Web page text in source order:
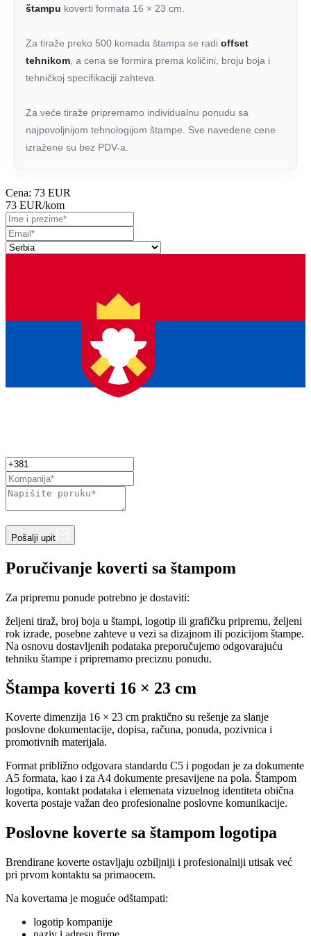
štampu koverti formata 16 × 23 cm.
Za tiraže preko 500 komada štampa se radi offset
tehnikom , a cena se formira prema količini, broju boja i
tehničkoj specifikaciji zahteva.
Za veće tiraže pripremamo individualnu ponudu sa
najpovoljnijom tehnologijom štampe. Sve navedene cene
izražene su bez PDV-a.
Cena: 73 EUR
73 EUR/kom
Pošalji upit
Poručivanje koverti sa štampom
Za pripremu ponude potrebno je dostaviti:
željeni tiraž, broj boja u štampi, logotip ili grafičku pripremu, željeni
rok izrade, posebne zahteve u vezi sa dizajnom ili pozicijom štampe.
Na osnovu dostavljenih podataka preporučujemo odgovarajuću
tehniku štampe i pripremamo preciznu ponudu.
Štampa koverti 16 × 23 cm
Koverte dimenzija 16 × 23 cm praktično su rešenje za slanje
poslovne dokumentacije, dopisa, računa, ponuda, pozivnica i
promotivnih materijala.
Format približno odgovara standardu C5 i pogodan je za dokumente
A5 formata, kao i za A4 dokumente presavijene na pola. Štampom
logotipa, kontakt podataka i elemenata vizuelnog identiteta obična
koverta postaje važan deo profesionalne poslovne komunikacije.
Poslovne koverte sa štampom logotipa
Brendirane koverte ostavljaju ozbiljniji i profesionalniji utisak već
pri prvom kontaktu sa primaocem.
Na kovertama je moguće odštampati:
logotip kompanije